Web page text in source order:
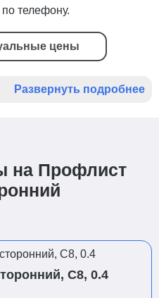
телефону.
цены
Развернуть подробнее
на Профлист
С8, 0.4